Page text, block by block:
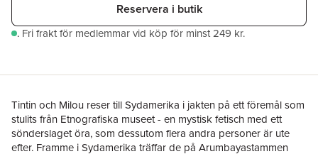
Reservera i butik
. Fri frakt för medlemmar vid köp för minst 249 kr.
Tintin och Milou reser till Sydamerika i jakten på ett föremål som
stulits från Etnografiska museet - en mystisk fetisch med ett
sönderslaget öra, som dessutom flera andra personer är ute
efter. Framme i Sydamerika träffar de på Arumbayastammen